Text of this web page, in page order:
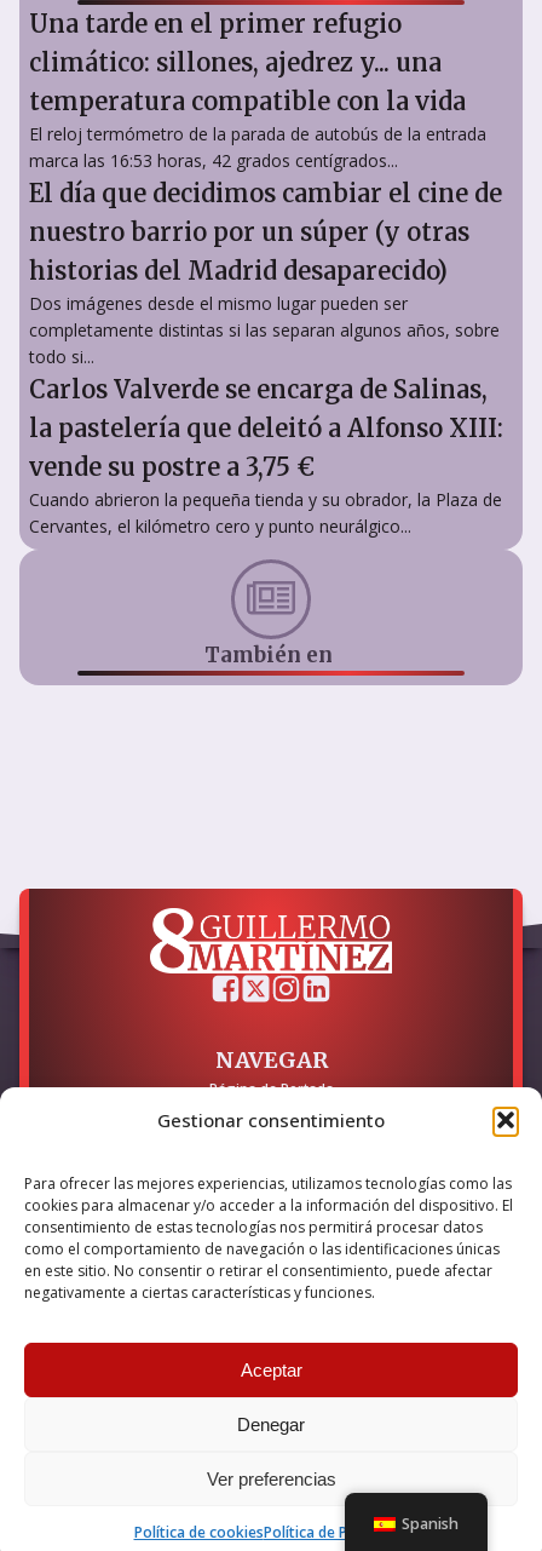
Gestionar consentimiento
Para ofrecer las mejores experiencias, utilizamos tecnologías como las
cookies para almacenar y/o acceder a la información del dispositivo. El
consentimiento de estas tecnologías nos permitirá procesar datos
como el comportamiento de navegación o las identificaciones únicas
en este sitio. No consentir o retirar el consentimiento, puede afectar
negativamente a ciertas características y funciones.
Aceptar
Denegar
Ver preferencias
Política de cookiesPolítica de Privacidad
Una tarde en el primer refugio
climático: sillones, ajedrez y... una
temperatura compatible con la vida
El reloj termómetro de la parada de autobús de la entrada
marca las 16:53 horas, 42 grados centígrados...
El día que decidimos cambiar el cine de
nuestro barrio por un súper (y otras
historias del Madrid desaparecido)
Dos imágenes desde el mismo lugar pueden ser
completamente distintas si las separan algunos años, sobre
todo si...
Carlos Valverde se encarga de Salinas,
la pastelería que deleitó a Alfonso XIII:
vende su postre a 3,75 €
Cuando abrieron la pequeña tienda y su obrador, la Plaza de
Cervantes, el kilómetro cero y punto neurálgico...
También en
NAVEGAR
Página de Portada
LEGAL
Política de Privacidad
Política de Cookies
Accesibilidad
Esta empresa ha sido beneficiaria del bono Kit Digital y lo ha
internet, financiado por la Unión Europea – NextGeneration EU
© 2026 Guillermo Martínez | Todos los derechos reservados |
Spanish